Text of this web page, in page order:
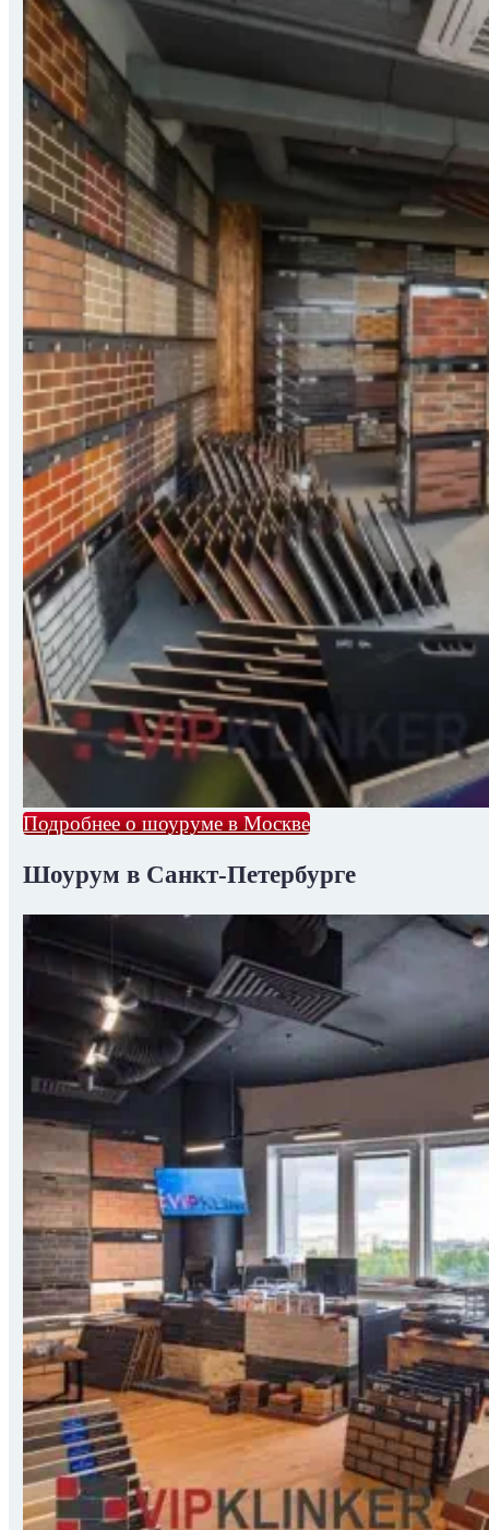
Подробнее о шоуруме в Москве
Шоурум в Санкт-Петербурге